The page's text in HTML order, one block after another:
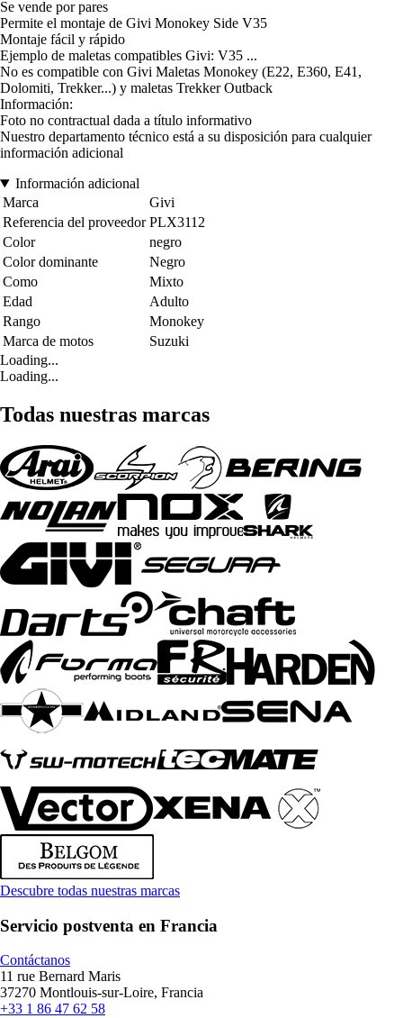
Se vende por pares
Permite el montaje de Givi Monokey Side V35
Montaje fácil y rápido
Ejemplo de maletas compatibles Givi: V35 ...
No es compatible con Givi Maletas Monokey (E22, E360, E41,
Dolomiti, Trekker...) y maletas Trekker Outback
Información:
Foto no contractual dada a título informativo
Nuestro departamento técnico está a su disposición para cualquier
información adicional
Información adicional
Marca
Givi
Referencia del proveedor PLX3112
Color
negro
Color dominante
Negro
Como
Mixto
Edad
Adulto
Rango
Monokey
Marca de motos
Suzuki
Loading...
Loading...
Todas nuestras marcas
Descubre todas nuestras marcas
Servicio postventa en Francia
Contáctanos
11 rue Bernard Maris
37270 Montlouis-sur-Loire, Francia
+33 1 86 47 62 58